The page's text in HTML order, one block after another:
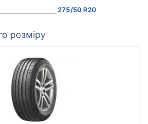
275/50 R20
розміру